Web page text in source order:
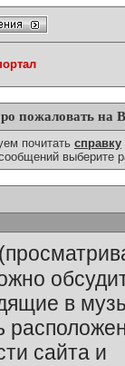
пожаловать на
почитать справку
выберите
в
сайта и